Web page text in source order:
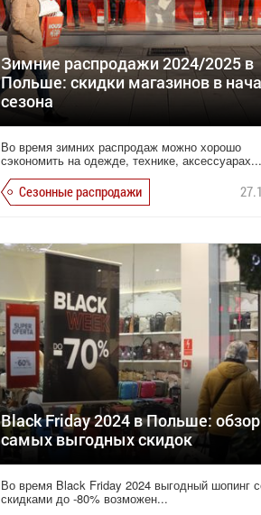
Зимние распродажи 2024/2025 в
Польше: скидки магазинов в
сезона
Во время зимних распродаж можно хорошо
сэкономить на одежде, технике, аксессуарах...
Сезонные распродажи
Black Friday 2024 в Польше: обзор
самых выгодных скидок
Во время Black Friday 2024 выгодный шопинг
скидками до -80% возможен...